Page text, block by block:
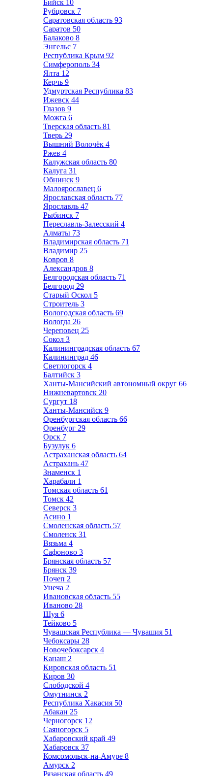
Бийск 10
Рубцовск 7
Саратовская область 93
Саратов 50
Балаково 8
Энгельс 7
Республика Крым 92
Симферополь 34
Ялта 12
Керчь 9
Удмуртская Республика 83
Ижевск 44
Глазов 9
Можга 6
Тверская область 81
Тверь 29
Вышний Волочёк 4
Ржев 4
Калужская область 80
Калуга 31
Обнинск 9
Малоярославец 6
Ярославская область 77
Ярославль 47
Рыбинск 7
Переславль-Залесский 4
Алматы 73
Владимирская область 71
Владимир 25
Ковров 8
Александров 8
Белгородская область 71
Белгород 29
Старый Оскол 5
Строитель 3
Вологодская область 69
Вологда 26
Череповец 25
Сокол 3
Калининградская область 67
Калининград 46
Светлогорск 4
Балтийск 3
Ханты-Мансийский автономный округ 66
Нижневартовск 20
Сургут 18
Ханты-Мансийск 9
Оренбургская область 66
Оренбург 29
Орск 7
Бузулук 6
Астраханская область 64
Астрахань 47
Знаменск 1
Харабали 1
Томская область 61
Томск 42
Северск 3
Асино 1
Смоленская область 57
Смоленск 31
Вязьма 4
Сафоново 3
Брянская область 57
Брянск 39
Почеп 2
Унеча 2
Ивановская область 55
Иваново 28
Шуя 6
Тейково 5
Чувашская Республика — Чувашия 51
Чебоксары 28
Новочебоксарск 4
Канаш 2
Кировская область 51
Киров 30
Слободской 4
Омутнинск 2
Республика Хакасия 50
Абакан 25
Черногорск 12
Саяногорск 5
Хабаровский край 49
Хабаровск 37
Комсомольск-на-Амуре 8
Амурск 2
Рязанская область 49